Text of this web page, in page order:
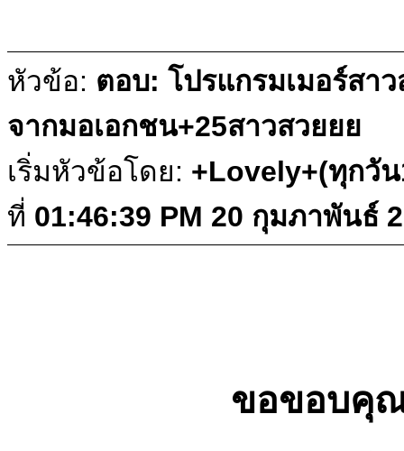
หัวข้อ: ตอบ: โปรแกรมเมอร์สา
จากมอเอกชน+25สาวสวยยย
เริ่มหัวข้อโดย: +Lovely+(ทุกวั
ที่ 01:46:39 PM 20 กุมภาพันธ์
ขอขอบคุ